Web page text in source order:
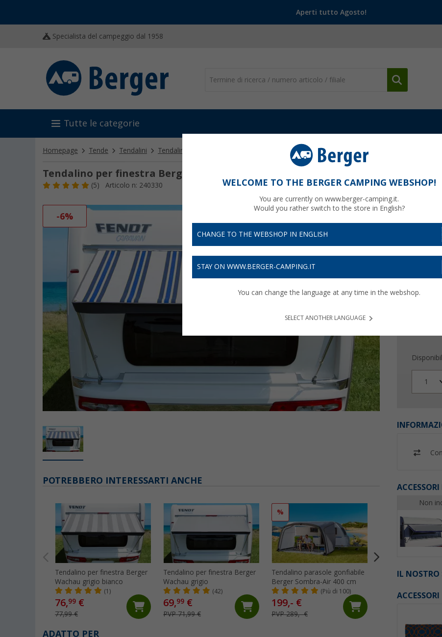
Aperti tutto Agosto!
Specialista del campeggio dal 1958
Tutte le categorie
Homepage Tende Tendalini Tendalini per finestre Tendalino per finestra Berger Wachau blu bianco
Tendalino per finestra Berger Wachau blu bianco
(5) Articolo n: 240330
-6%
1
ACCESSORI
Non
IL NOSTRO
ACCESSORI
POTREBBERO INTERESSARTI ANCHE
Tendalino per finestra Berger
Wachau grigio bianco
(1)
76,99 €
77,99 €
Tendalino per finestra Berger
Wachau grigio
(42)
69,99 €
PVP 71,99 €
%
Tendalino parasole gonfiabile
Berger Sombra-Air 400 cm
(Più di 100)
199,- €
PVP 289,- €
Modulo di
SunBreak nero (33)
ADATTO PER
WELCOME TO THE BERGER CAMPING WEBSHOP!
You are currently on www.berger-camping.it.
Would you rather switch to the store in English?
CHANGE TO THE WEBSHOP IN ENGLISH
STAY ON WWW.BERGER-CAMPING.IT
You can change the language at any time in the webshop.
SELECT ANOTHER LANGUAGE